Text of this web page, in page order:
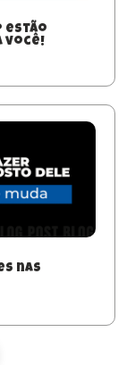
estão
você!
nas